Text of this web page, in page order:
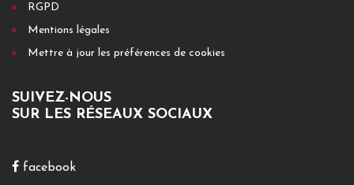
RGPD
Mentions légales
Mettre à jour les préférences de cookies
SUIVEZ-NOUS
SUR LES RÉSEAUX SOCIAUX
facebook